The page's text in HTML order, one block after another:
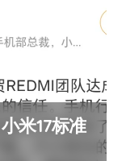
米17标准